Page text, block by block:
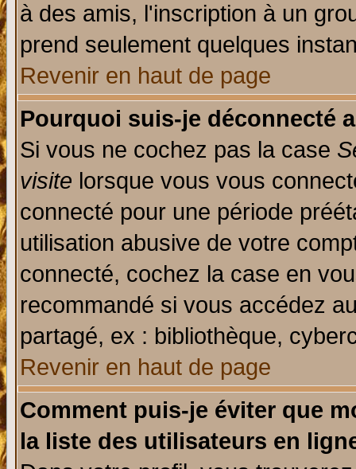
à des amis, l'inscription à un
prend seulement quelques
Revenir en haut de page
Pourquoi suis-je déconnecté
Si vous ne cochez pas la case
visite lorsque vous vous
connecté pour une période
utilisation abusive de votre
connecté, cochez la case en
recommandé si vous accédez
partagé, ex : bibliothèque,
Revenir en haut de page
Comment puis-je éviter que
la liste des utilisateurs en